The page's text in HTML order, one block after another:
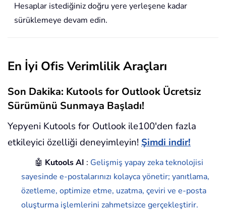
Hesaplar istediğiniz doğru yere yerleşene kadar
sürüklemeye devam edin.
En İyi Ofis Verimlilik Araçları
Son Dakika: Kutools for Outlook Ücretsiz
Sürümünü Sunmaya Başladı!
Yepyeni Kutools for Outlook ile100'den fazla
etkileyici özelliği deneyimleyin! Şimdi indir!
🤖 Kutools AI : Gelişmiş yapay zeka teknolojisi
sayesinde e-postalarınızı kolayca yönetir; yanıtlama,
özetleme, optimize etme, uzatma, çeviri ve e-posta
oluşturma işlemlerini zahmetsizce gerçekleştirir.